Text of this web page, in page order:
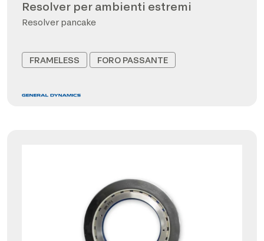
Resolver per ambienti estremi
Resolver pancake
FRAMELESS FORO PASSANTE